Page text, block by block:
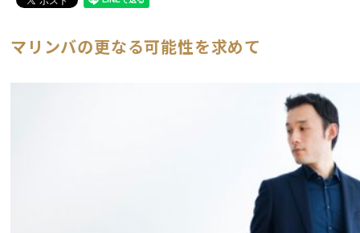
マリンバの更なる可能性を求めて